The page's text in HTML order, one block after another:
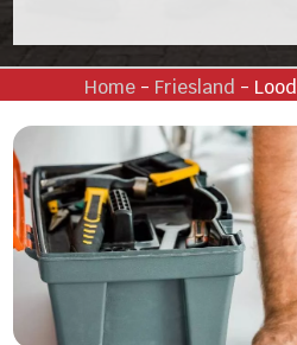
Home - Friesland -